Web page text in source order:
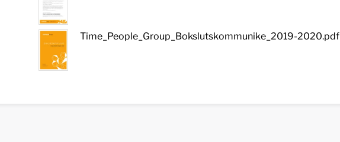
Time_People_Group_Bokslutskommunike_2019-2020.pdf